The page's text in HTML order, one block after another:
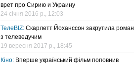
врет про Сирию и Украину
24 січня 2016 р., 12:03
ТелеBIZ: Скарлетт Йоханссон закрутила роман
з телеведучим
19 вересня 2017 р., 18:45
Кіно: Вперше український фільм поповнив